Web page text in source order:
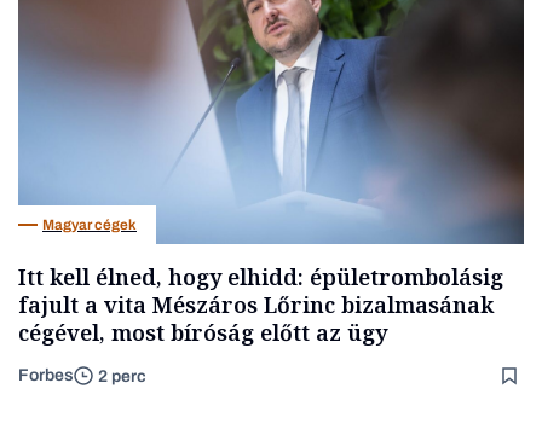
Magyar cégek
Itt kell élned, hogy elhidd: épületrombolásig
fajult a vita Mészáros Lőrinc bizalmasának
cégével, most bíróság előtt az ügy
Forbes 2 perc